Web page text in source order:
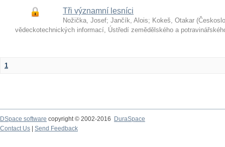
Tři významní lesníci
Nožička, Josef; Jančík, Alois; Kokeš, Otakar (
vědeckotechnických informací, Ústředí zemědělského a
1
DSpace software copyright © 2002-2016
DuraSpace
Contact Us
Send Feedback